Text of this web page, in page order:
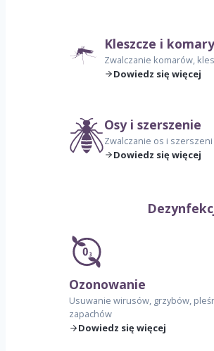
Kleszcze i komary
Zwalczanie komarów,
Dowiedz się więcej
Osy i szerszenie
Zwalczanie os i szerszeni
Dowiedz się więcej
Ozonowanie
Usuwanie wirusów, grzybów,
zapachów
Dowiedz się więcej